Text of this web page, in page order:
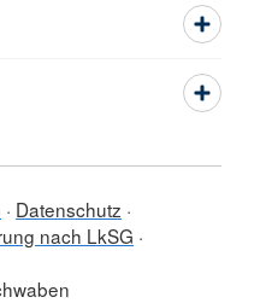
Datenschutz
nach LkSG